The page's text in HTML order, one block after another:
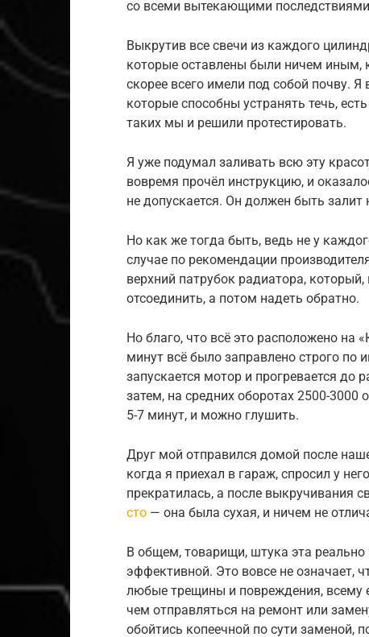
со всеми вытекающими
Выкрутив все свечи из каждого
которые оставлены были ничем
скорее всего имели под собой почву.
которые способны устранять течь,
таких мы и решили протестировать.
Я уже подумал заливать всю эту
вовремя прочёл инструкцию, и
не допускается. Он должен быть залит
Но как же тогда быть, ведь не у
случае по рекомендации
верхний патрубок радиатора,
отсоединить, а потом надеть обратно.
Но благо, что всё это расположено на
минут всё было заправлено строго по
запускается мотор и прогревается до
затем, на средних оборотах 2500-
5-7 минут, и можно глушить.
Друг мой отправился домой после
когда я приехал в гараж, спросил у
прекратилась, а после выкручивания
сто — она была сухая, и ничем не
В общем, товарищи, штука эта
эффективной. Это вовсе не означает,
любые трещины и повреждения, всему
чем отправляться на ремонт или
обойтись копеечной по сути заменой,